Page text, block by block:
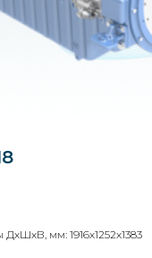
мм: 1916х1252х1383
Остались вопросы?
Свяжитесь с нами!